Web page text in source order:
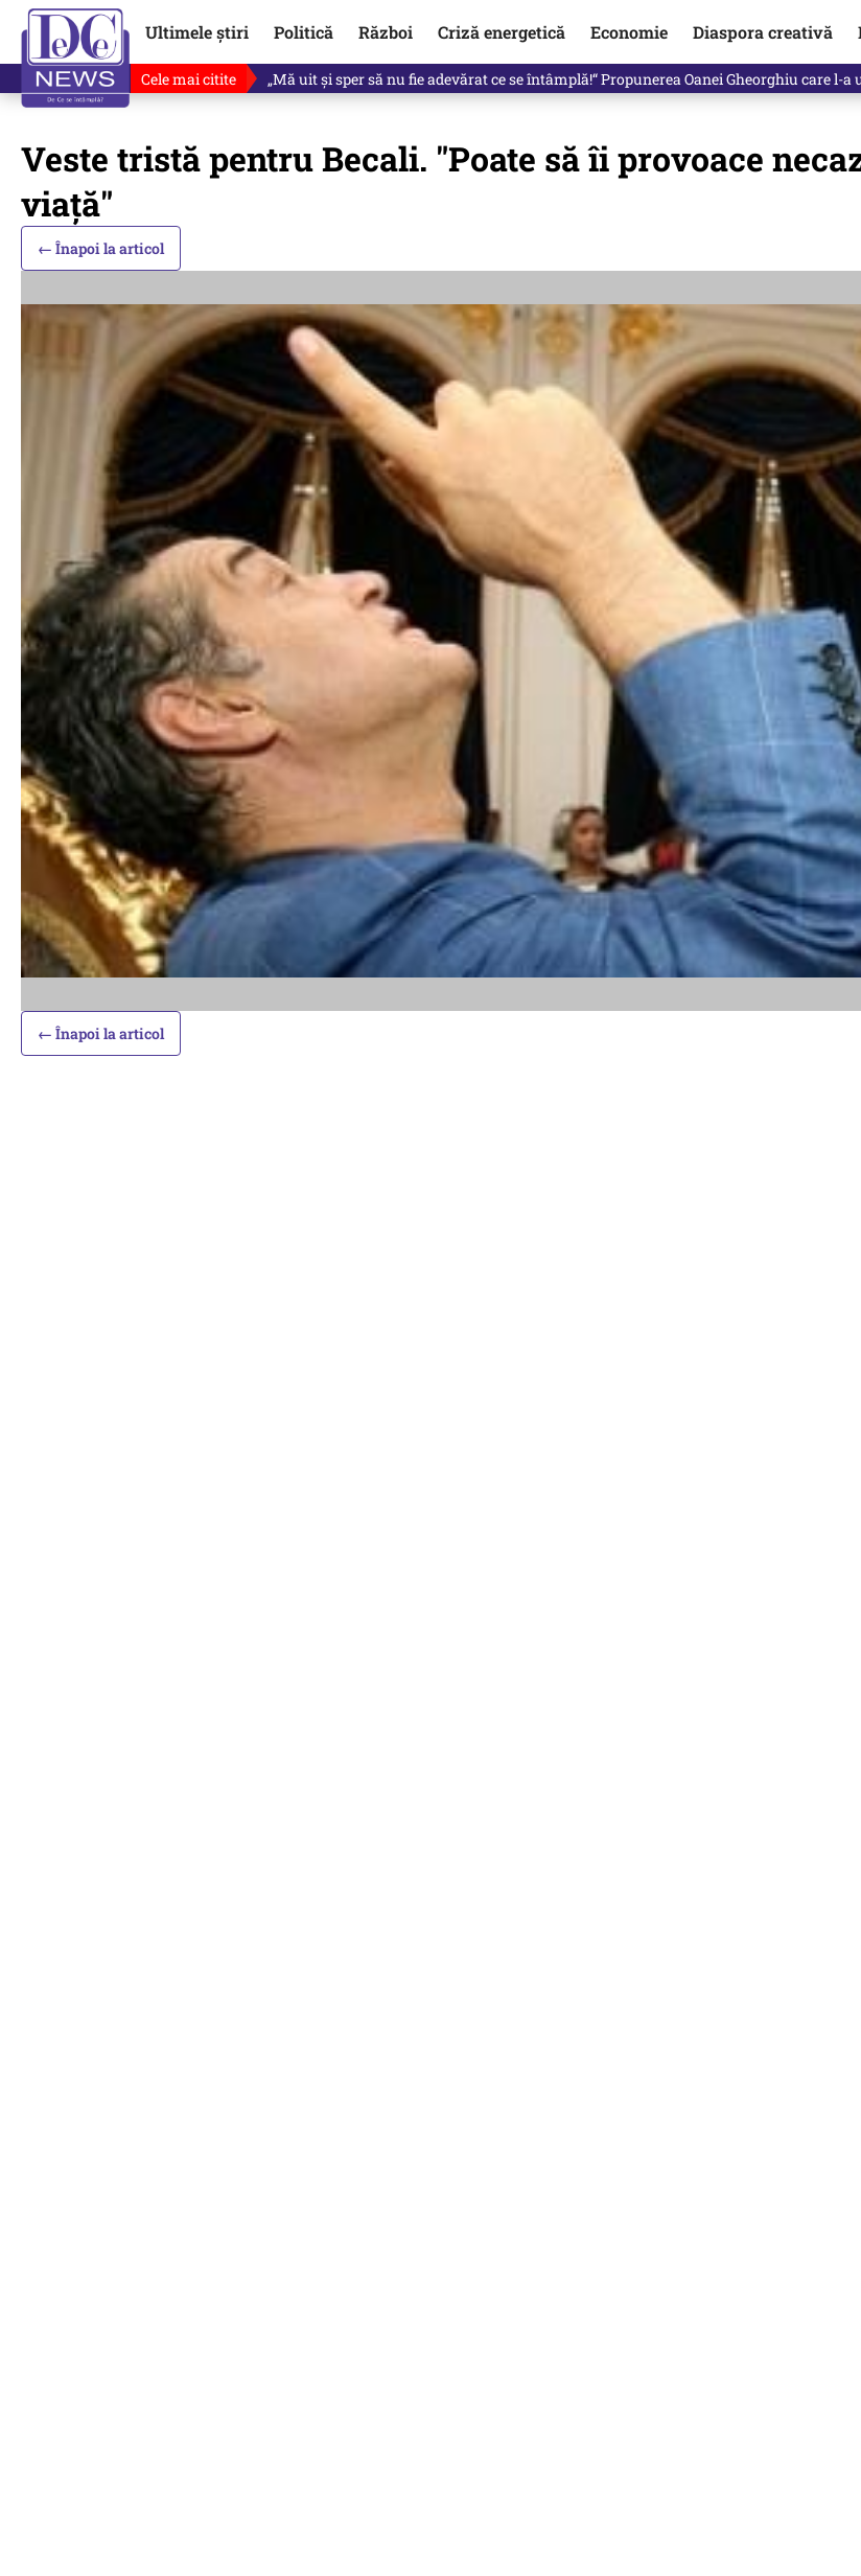
Ultimele știri Politică Război Criză energetică Economie Diaspora creativă
Cele mai citite Ce se întâmplă cu primul buletin electronic, decizia luată astăzi de Guvern pentru toți
Veste tristă pentru Becali. "Poate să îi provoace
viață"
← Înapoi la articol
← Înapoi la articol